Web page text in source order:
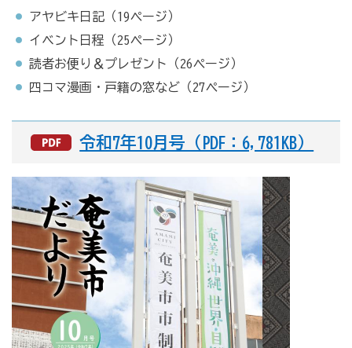
アヤビキ日記（19ページ）
イベント日程（25ページ）
読者お便り＆プレゼント（26ページ）
四コマ漫画・戸籍の窓など（27ページ）
令和7年10月号（PDF：6,781KB）